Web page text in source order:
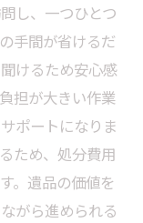
し、一つひとつ
手間が省けるだ
けるため安心感
担が大きい作業
ポートになりま
ため、処分費用
。遺品の価値を
がら進められる